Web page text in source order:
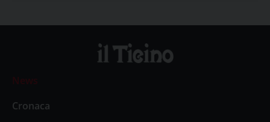
News
Cronaca